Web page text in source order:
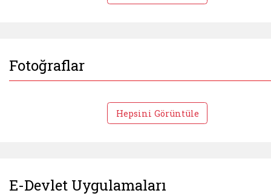
Fotoğraflar
Hepsini Görüntüle
E-Devlet Uygulamaları